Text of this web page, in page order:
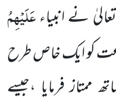
تعالیٰ نے انبیاءعَلَیْہِمُ
کو ایک خاص طرح
ممتاز فرمایا ،جیسے